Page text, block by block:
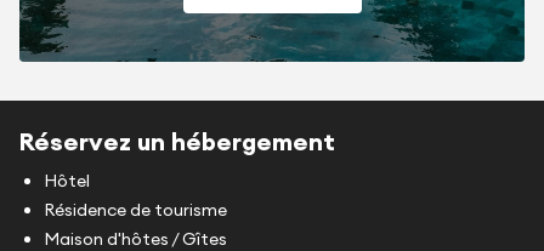
Réservez un hébergement
Hôtel
Résidence de tourisme
Maison d'hôtes / Gîtes